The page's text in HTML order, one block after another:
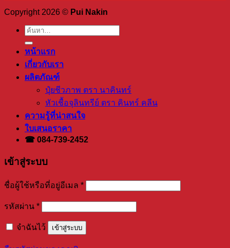
Copyright 2026 © Pui Nakin
ค้นหา:
หน้าแรก
เกี่ยวกับเรา
ผลิตภัณฑ์
ปุ๋ยชีวภาพ ตรา นาคินทร์
หัวเชื้อจุลินทรีย์ ตรา คินทร์ คลีน
ความรู้ที่น่าสนใจ
ใบเสนอราคา
☎ 084-739-2452
เข้าสู่ระบบ
ชื่อผู้ใช้หรือที่อยู่อีเมล *
รหัสผ่าน *
จำฉันไว้ เข้าสู่ระบบ